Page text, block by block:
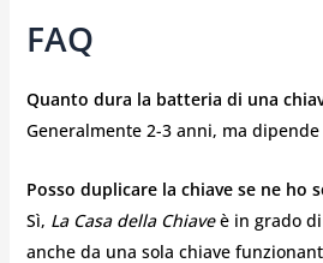
FAQ
Quanto dura la batteria di una
Generalmente 2-3 anni, ma dipende
Posso duplicare la chiave se ne ho
Sì, La Casa della Chiaveè in grado di
anche da una sola chiave